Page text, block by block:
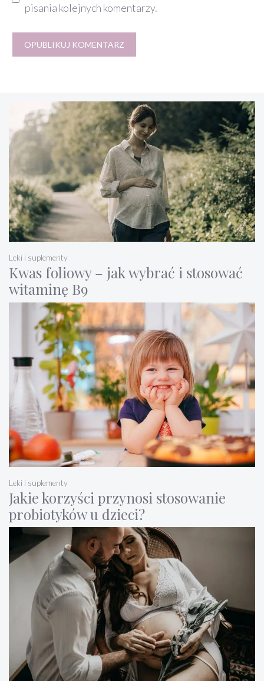
pisania kolejnych komentarzy.
Kwas foliowy – jak wybrać i stosować
witaminę B9
Leki i suplementy
Jakie korzyści przynosi stosowanie
probiotyków u dzieci?
Leki i suplementy